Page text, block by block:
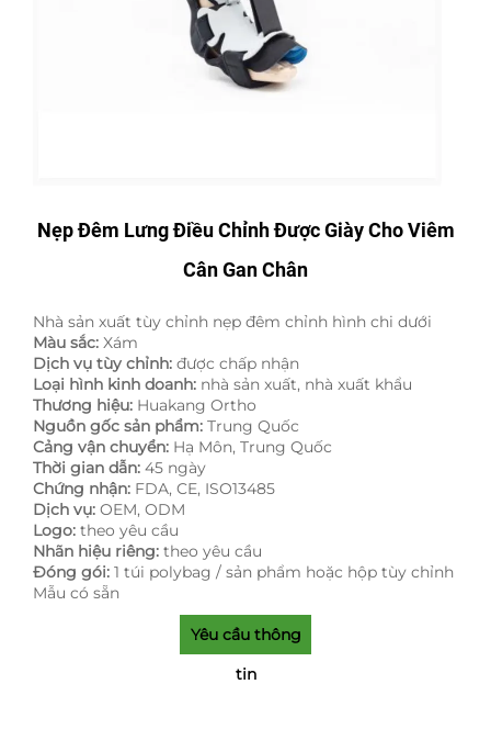
Nẹp Đêm Lưng Điều Chỉnh Được Giày Cho Viêm
Cân Gan Chân
Nhà sản xuất tùy chỉnh nẹp đêm chỉnh hình chi dưới
Màu sắc: Xám
Dịch vụ tùy chỉnh: được chấp nhận
Loại hình kinh doanh: nhà sản xuất, nhà xuất khẩu
Thương hiệu: Huakang Ortho
Nguồn gốc sản phẩm: Trung Quốc
Cảng vận chuyển: Hạ Môn, Trung Quốc
Thời gian dẫn: 45 ngày
Chứng nhận: FDA, CE, ISO13485
Dịch vụ: OEM, ODM
Logo: theo yêu cầu
Nhãn hiệu riêng: theo yêu cầu
Đóng gói: 1 túi polybag / sản phẩm hoặc hộp tùy chỉnh
Mẫu có sẵn
Yêu cầu thông
tin